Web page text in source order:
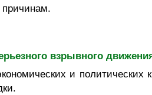
причинам.
взрывного
и политических